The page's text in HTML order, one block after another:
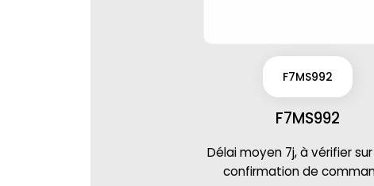
F7MS992
F7MS992
Délai moyen 7j, à vérifier
confirmation de